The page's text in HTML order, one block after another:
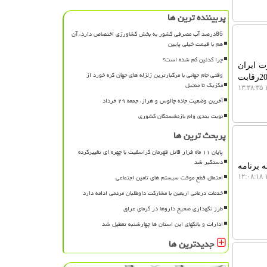
ایران
در رشته های امنیت سایبری، رباتیک، پردازش ابری و طراحی مهندسی مکانیک در مسابقات جهانی 2026رقابت
برنامه
پربیننده ترین ها
85درصد آب مصرفی کشور به بخش کشاورزی اختصاص دارد، آن
هم با قیمت خیلی پایین
چرا کدئین کم شده است؟
وقتی جام جهانی با مرگبارترین زلزله های جهان گره خورد از
مکزیک تا منجیل
آخرین وضعیت جاده چالوس و هراز، جمعه ۲۹ خرداد
نوبت بندی وام بازنشستگان کشوری
پربحث ترین ها
پایان ۱۱ ماه فرار قاتل قهرمان کراسفیت با چهره ای تغییرکرده
دستگیر شد
احتمال قطع موقت سیستم های تامین اجتماعی
خدمات درمانی اربعین با مشارکت داوطلبان مردمی ادامه دارد
طرز نگهداری صحیح داروها در گرمای عراق
ادارات و بانکهای این استان ها چهارشنبه تعطیل شد
جدیدترین ها